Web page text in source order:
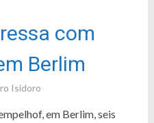
com
Berlim
Isidoro
em Berlim, seis